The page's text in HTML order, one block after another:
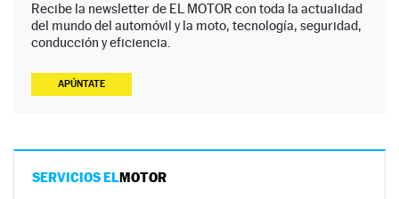
Recibe la newsletter de EL MOTOR con toda la actualidad
del mundo del automóvil y la moto, tecnología, seguridad,
conducción y eficiencia.
APÚNTATE
SERVICIOS ELMOTOR